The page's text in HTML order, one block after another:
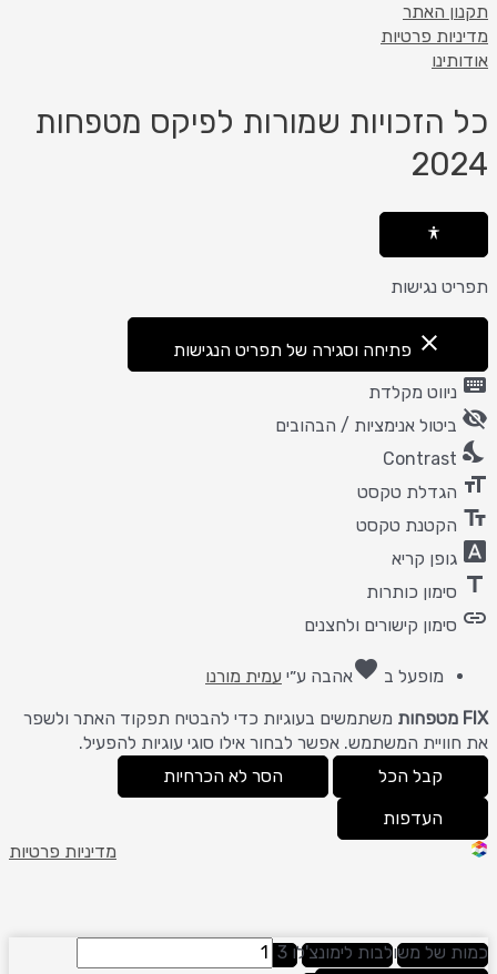
האתר
פרטיות
שמורות לפיקס מטפחות
נגישות
פתיחה וסגירה של תפריט הנגישות
מקלדת
אנימציות / הבהובים
טקסט
טקסט
קריא
כותרות
קישורים ולחצנים
מופעל בfavorite אהבהע״יעמית מורנו
משתמשים בעוגיות כדי להבטיח תפקוד האתר ולשפר
המשתמש. אפשר לבחור אילו סוגי עוגיות להפעיל.
קבל הכל
הסר לא הכרחיות
העדפות
מדיניות פרטיות
משולבות לימונצ'לו 3